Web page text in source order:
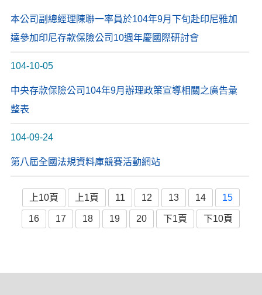
本公司副總經理陳聯一率員於104年9月下旬赴印尼雅加
達參加印尼存款保險公司10週年慶國際研討會
104-10-05
中央存款保險公司104年9月辦理政策宣導相關之廣告彙
整表
104-09-24
第八屆全國法規資料庫競賽活動網站
上10頁 上1頁 11 12 13 14 15
16 17 18 19 20 下1頁 下10頁